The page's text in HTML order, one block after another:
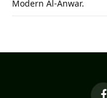
Modern Al-Anwar.